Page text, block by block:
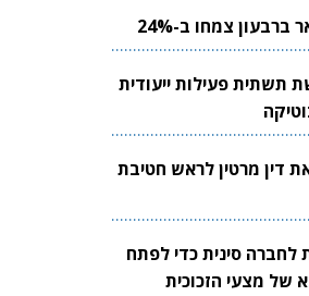
ברבעון צמחו ב-24%
תשתית פעילות ייעודית
דין מרטין לראש חטיבת
לחברה סינית כדי לפתח
של מצעי הזכוכית